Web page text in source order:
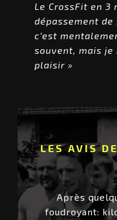
Le CrossFit en
dépassement
c’est
souvent, mais
plaisir »
LES AVIS
top
un
Après
foudroyant: